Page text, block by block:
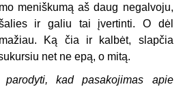
meniškumą aš daug negalvoju,
ir galiu tai įvertinti. O dėl
Ką čia ir kalbėt, slapčia
net ne epą, o mitą.
kad pasakojimas apie